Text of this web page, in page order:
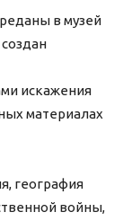
в музей
искажения
материалах
география
войны,